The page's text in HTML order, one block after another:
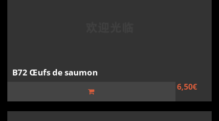
B72 Œufs de saumon
6,50€